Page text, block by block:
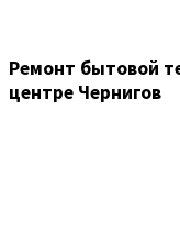
Ремонт бытовой
центре Чернигов